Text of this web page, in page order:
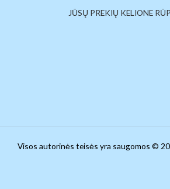
JŪSŲ PREKIŲ KELIONE
Visos autorinės teisės yra saugomos ©